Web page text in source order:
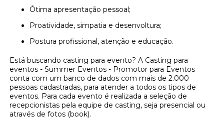
Ótima apresentação pessoal;
Proatividade, simpatia e desenvoltura;
Postura profissional, atenção e educação.
Está buscando casting para evento? A Casting para
eventos - Summer Eventos - Promotor para Eventos
conta com um banco de dados com mais de 2.000
pessoas cadastradas, para atender a todos os tipos de
eventos. Para cada evento é realizada a seleção de
recepcionistas pela equipe de casting, seja presencial ou
através de fotos (book).